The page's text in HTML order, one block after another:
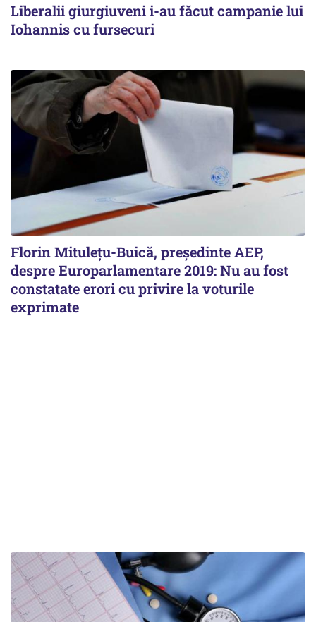
Liberalii giurgiuveni i-au făcut campanie lui
Iohannis cu fursecuri
Florin Mituleţu-Buică, preşedinte AEP,
despre Europarlamentare 2019: Nu au fost
constatate erori cu privire la voturile
exprimate